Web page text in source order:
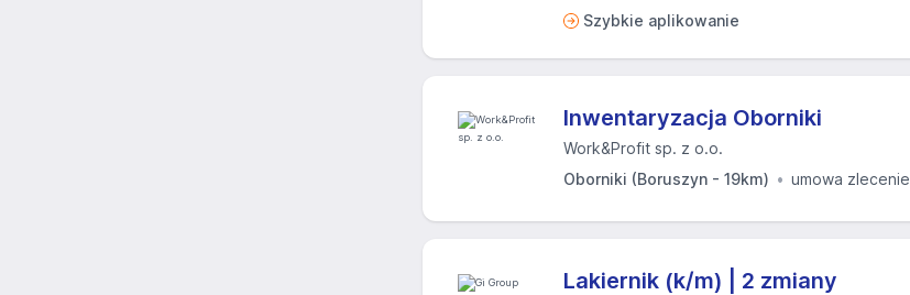
Szybkie aplikowanie
Inwentaryzacja Oborniki
Work&Profit sp. z o.o.
Oborniki (Boruszyn - 19km)
umowa zlecenie
Lakiernik (k/m) | 2 zmiany